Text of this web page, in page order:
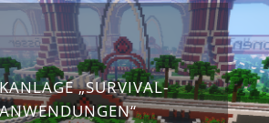
„SURVIVAL-